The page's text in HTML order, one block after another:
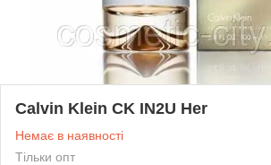
Calvin Klein CK IN2U Her
Немає в наявності
Тільки опт